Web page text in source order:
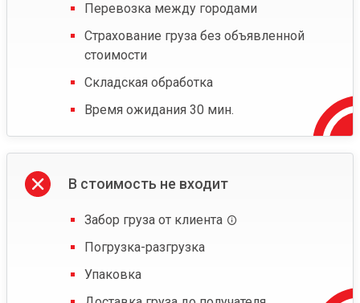
Перевозка между городами
Страхование груза без объявленной
стоимости
Складская обработка
Время ожидания 30 мин.
В стоимость не входит
Забор груза от клиента
Погрузка-разгрузка
Упаковка